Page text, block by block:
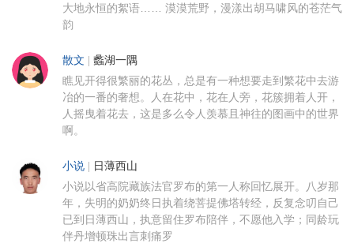
大地永恒的絮语…… 漠漠荒野，漫漾出胡马啸风的苍茫气
韵
散文 蠡湖一隅
瞧见开得很繁丽的花丛，总是有一种想要走到繁花中去游
冶的一番的奢想。人在花中，花在人旁，花簇拥着人开，
人摇曳着花去，这是多么令人羡慕且神往的图画中的世界
啊。
小说 日薄西山
小说以省高院藏族法官罗布的第一人称回忆展开。八岁那
年，失明的奶奶终日执着绕菩提佛塔转经，反复念叨自己
已到日薄西山，执意留住罗布陪伴，不愿他入学；同龄玩
伴丹增顿珠出言刺痛罗